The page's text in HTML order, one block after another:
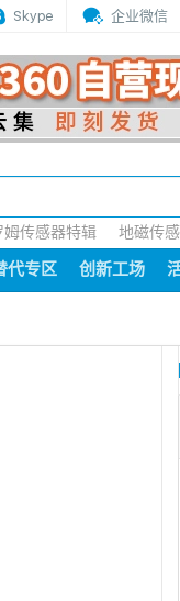
Skype 企业微信
姆传感器特辑 地磁传
代专区 创新工场